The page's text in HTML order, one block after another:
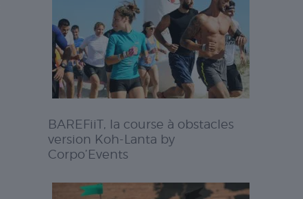
BAREFiiT, la course à obstacles
version Koh-Lanta by
Corpo’Events